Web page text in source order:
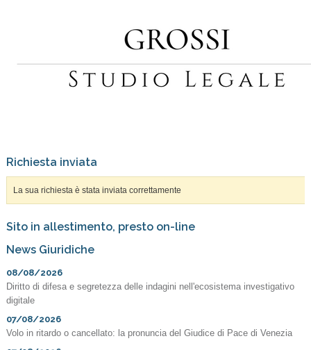
Richiesta inviata
La sua richiesta è stata inviata correttamente
Sito in allestimento, presto on-line
News Giuridiche
08/08/2026
Diritto di difesa e segretezza delle indagini nell'ecosistema investigativo
digitale
07/08/2026
Volo in ritardo o cancellato: la pronuncia del Giudice di Pace di Venezia